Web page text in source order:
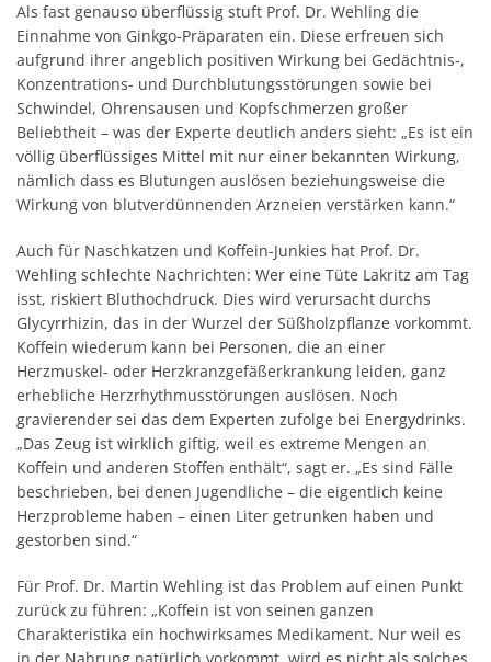
Als fast genauso überflüssig stuft Prof. Dr. Wehling die
Einnahme von Ginkgo-Präparaten ein. Diese erfreuen sich
aufgrund ihrer angeblich positiven Wirkung bei Gedächtnis-,
Konzentrations- und Durchblutungsstörungen sowie bei
Schwindel, Ohrensausen und Kopfschmerzen großer
Beliebtheit – was der Experte deutlich anders sieht: „Es ist ein
völlig überflüssiges Mittel mit nur einer bekannten Wirkung,
nämlich dass es Blutungen auslösen beziehungsweise die
Wirkung von blutverdünnenden Arzneien verstärken kann.“
Auch für Naschkatzen und Koffein-Junkies hat Prof. Dr.
Wehling schlechte Nachrichten: Wer eine Tüte Lakritz am Tag
isst, riskiert Bluthochdruck. Dies wird verursacht durchs
Glycyrrhizin, das in der Wurzel der Süßholzpflanze vorkommt.
Koffein wiederum kann bei Personen, die an einer
Herzmuskel- oder Herzkranzgefäßerkrankung leiden, ganz
erhebliche Herzrhythmusstörungen auslösen. Noch
gravierender sei das dem Experten zufolge bei Energydrinks.
„Das Zeug ist wirklich giftig, weil es extreme Mengen an
Koffein und anderen Stoffen enthält“, sagt er. „Es sind Fälle
beschrieben, bei denen Jugendliche – die eigentlich keine
Herzprobleme haben – einen Liter getrunken haben und
gestorben sind.“
Für Prof. Dr. Martin Wehling ist das Problem auf einen Punkt
zurück zu führen: „Koffein ist von seinen ganzen
Charakteristika ein hochwirksames Medikament. Nur weil es